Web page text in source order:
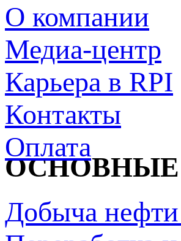
О компании
Медиа-центр
Карьера в RPI
Контакты
Оплата
ОСНОВНЫЕ
Добыча нефти